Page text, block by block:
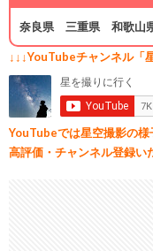
奈良県 三重県 和歌山
↓↓↓YouTubeチャンネル「
YouTubeでは星空撮影の様
高評価・チャンネル登録い